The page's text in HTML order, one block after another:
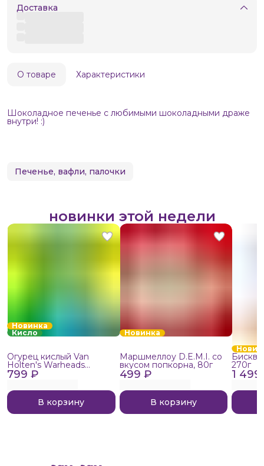
Доставка
О товаре Характеристики
Шоколадное печенье с любимыми шоколадными драже
внутри! :)
Печенье, вафли, палочки
новинки этой недели
Новинка
Кисло
799 ₽
Огурец кислый Van
Holten's Warheads
Extreme Sour, 140г
В корзину
Новинка
499 ₽
Маршмеллоу D.E.M.I. со
вкусом попкорна, 80г
В корзину
1
270г